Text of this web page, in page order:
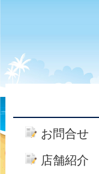
お問合せ
店舗紹介